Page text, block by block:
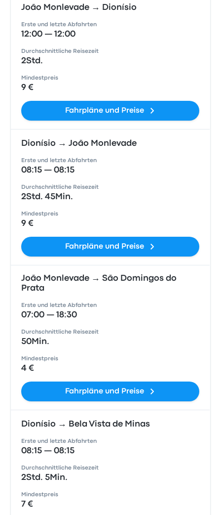
João Monlevade → Dionísio
Erste und letzte Abfahrten
12:00 — 12:00
Durchschnittliche Reisezeit
2Std.
Mindestpreis
9 €
Fahrpläne und Preise
Dionísio → João Monlevade
Erste und letzte Abfahrten
08:15 — 08:15
Durchschnittliche Reisezeit
2Std. 45Min.
Mindestpreis
9 €
Fahrpläne und Preise
João Monlevade → São Domingos do
Prata
Erste und letzte Abfahrten
07:00 — 18:30
Durchschnittliche Reisezeit
50Min.
Mindestpreis
4 €
Fahrpläne und Preise
Dionísio → Bela Vista de Minas
Erste und letzte Abfahrten
08:15 — 08:15
Durchschnittliche Reisezeit
2Std. 5Min.
Mindestpreis
7 €